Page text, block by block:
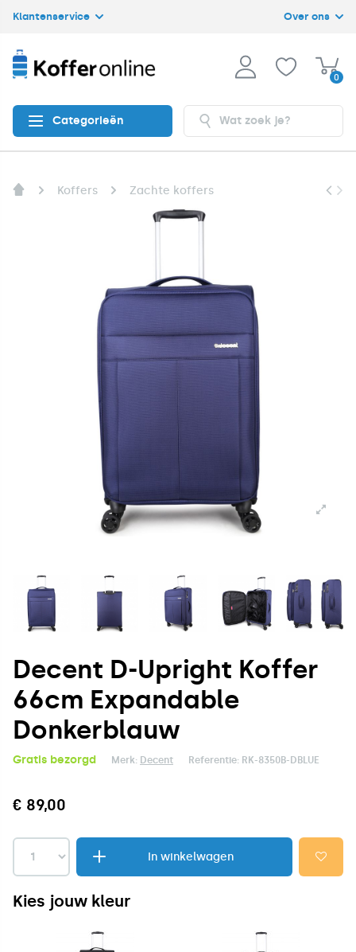
Klantenservice Over ons
0
Categorieën
Koffers Zachte koffers
Decent D-Upright Koffer
66cm Expandable
Donkerblauw
Gratis bezorgd Merk: Decent Referentie: RK-8350B-DBLUE
€ 89,00
In winkelwagen
Kies jouw kleur